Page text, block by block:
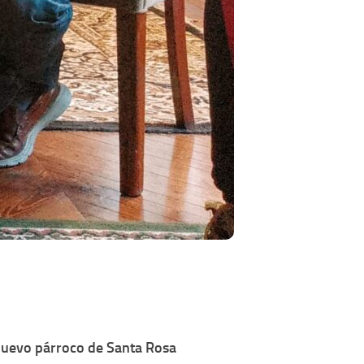
párroco de Santa Rosa